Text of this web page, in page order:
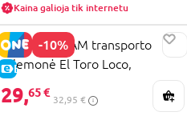
Kaina galioja tik internetu
-10%
E-KAINA
MONSTER JAM transporto
priemonė El Toro Loco,
6060517
29,65 €
32,95 €